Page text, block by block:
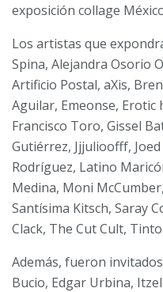
exposición collage
Los artistas que
Spina, Alejandra Osorio
Artificio Postal, aXis,
Aguilar, Emeonse, Erotic
Francisco Toro, Gissel
Gutiérrez, Jjjulioofff, Joed
Rodríguez, Latino
Medina, Moni
Santísima Kitsch, Saray
Clack, The Cut Cult,
Además, fueron
Bucio, Edgar Urbina,